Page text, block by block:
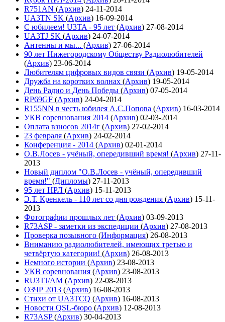
R751AN (Архив) 24-11-2014
UA3TN SK (Архив) 16-09-2014
С юбилеем! U3TA - 95 лет (Архив) 27-08-2014
UA3TJ SK (Архив) 24-07-2014
Антенны и мы... (Архив) 27-06-2014
90 лет Нижегородскому Обществу Радиолюбителей
(Архив) 23-06-2014
Любителям цифровых видов связи (Архив) 19-05-2014
Дружба на коротких волнах (Архив) 19-05-2014
День Радио и День Победы (Архив) 07-05-2014
RP69GF (Архив) 24-04-2014
R155NN в честь юбилея А.С.Попова (Архив) 16-03-2014
УКВ соревнования 2014 (Архив) 02-03-2014
Оплата взносов 2014г (Архив) 27-02-2014
23 февраля (Архив) 24-02-2014
Конференция - 2014 (Архив) 02-01-2014
О.В.Лосев - учёный, опередивший время! (Архив) 27-11-
2013
Новый диплом "О.В.Лосев - учёный, опередивший
время!" (Дипломы) 27-11-2013
95 лет НРЛ (Архив) 15-11-2013
Э.Т. Кренкель - 110 лет со дня рождения (Архив) 15-11-
2013
Фотографии прошлых лет (Архив) 03-09-2013
R73ASP - заметки из экспедиции (Архив) 27-08-2013
Проверка позывного (Информация) 26-08-2013
Вниманию радиолюбителей, имеющих третью и
четвёртую категории! (Архив) 26-08-2013
Немного истории (Архив) 23-08-2013
УКВ соревнования (Архив) 23-08-2013
RU3TJ/AM (Архив) 22-08-2013
ОЗЧР 2013 (Архив) 16-08-2013
Стихи от UA3TCQ (Архив) 16-08-2013
Новости QSL-бюро (Архив) 12-08-2013
R73ASP(Архив) 30-04-2013